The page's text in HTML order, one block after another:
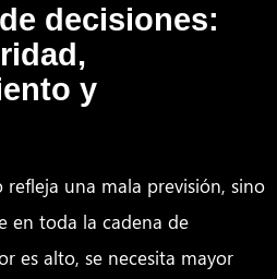
decisiones:
y
refleja una mala previsión, sino
en toda la cadena de
es alto, se necesita mayor